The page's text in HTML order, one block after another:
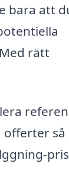
bara att
rätt
offerter